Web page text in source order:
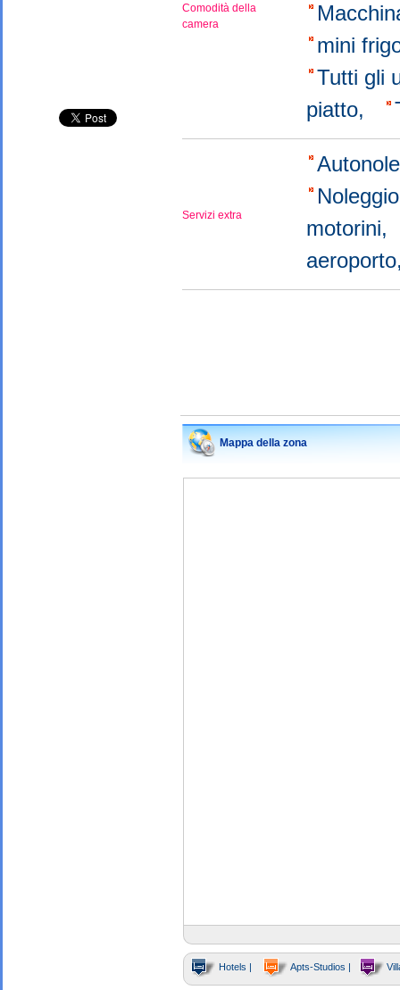
Comodità della
camera
mini
Tutti gli
piatto,
Servizi extra
motorini,
Mappa della zona
Hotels | Apts-Studios |